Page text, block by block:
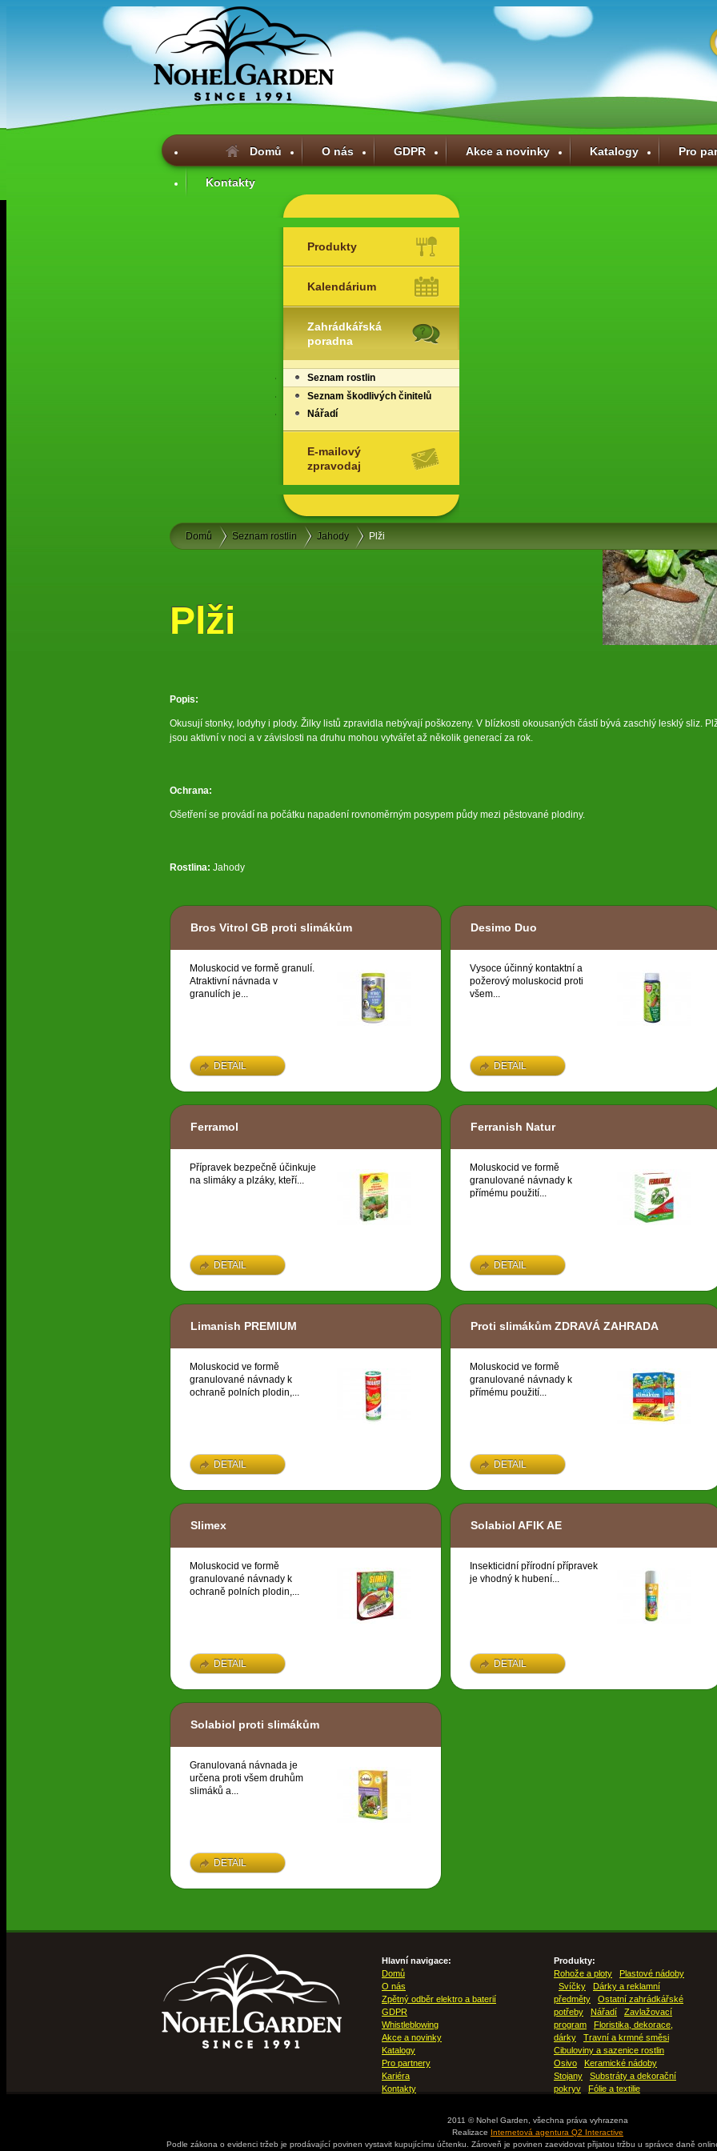
Domů O nás GDPR Akce a novinky Katalogy Pro
Kontakty
Produkty
Kalendárium
Zahrádkářská
poradna
Seznam rostlin
Seznam škodlivých činitelů
Nářadí
E-mailový
zpravodaj
Domů Seznam rostlin Jahody Plži
Plži
Popis:
Okusují stonky, lodyhy i plody. Žilky listů zpravidla nebývají poškozeny. V blízkosti okousaných částí bývá zaschlý lesklý sliz.
jsou aktivní v noci a v závislosti na druhu mohou vytvářet až několik generací za rok.
Ochrana:
Ošetření se provádí na počátku napadení rovnoměrným posypem půdy mezi pěstované plodiny.
Rostlina: Jahody
Bros Vitrol GB proti slimákům
Moluskocid ve formě granulí.
Atraktivní návnada v
granulích je...
DETAIL
Desimo Duo
Vysoce účinný kontaktní a
požerový moluskocid proti
všem...
DETAIL
Ferramol
Přípravek bezpečně účinkuje
na slimáky a plzáky, kteří...
DETAIL
Ferranish Natur
Moluskocid ve formě
granulované návnady k
přímému použití...
DETAIL
Limanish PREMIUM
Moluskocid ve formě
granulované návnady k
ochraně polních plodin,...
DETAIL
Proti slimákům ZDRAVÁ ZAHRADA
Moluskocid ve formě
granulované návnady k
přímému použití...
DETAIL
Slimex
Moluskocid ve formě
granulované návnady k
ochraně polních plodin,...
DETAIL
Solabiol AFIK AE
Insekticidní přírodní přípravek
je vhodný k hubení...
DETAIL
Solabiol proti slimákům
Granulovaná návnada je
určena proti všem druhům
slimáků a...
DETAIL
Hlavní navigace:
Domů
O nás
Zpětný odběr elektro a baterií
GDPR
Whistleblowing
Akce a novinky
Katalogy
Pro partnery
Kariéra
Kontakty
Produkty:
Rohože a ploty
Plastové nádoby
Svíčky
Dárky a reklamní
předměty
Ostatní zahrádkářské
potřeby
Nářadí
Zavlažovací
program
Floristika, dekorace,
dárky
Travní a krmné směsi
Cibuloviny a sazenice rostlin
Osivo
Keramické nádoby
Stojany
Substráty a dekorační
pokryv
Fólie a textilie
2011 © Nohel Garden, všechna práva vyhrazena
Realizace Internetová agentura Q2 Interactive
Podle zákona o evidenci tržeb je prodávající povinen vystavit kupujícímu účtenku. Zároveň je povinen zaevidovat přijatou tržbu u správce daně